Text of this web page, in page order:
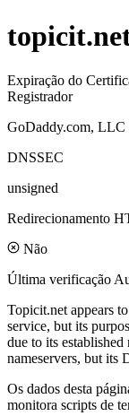
Expiração do
Registrador
GoDaddy.com, LLC
DNSSEC
unsigned
Redirecionamento
Não
Última verificação
Topicit.net appears
service, but its
due to its
nameservers, but its
Os dados desta
monitora scripts de